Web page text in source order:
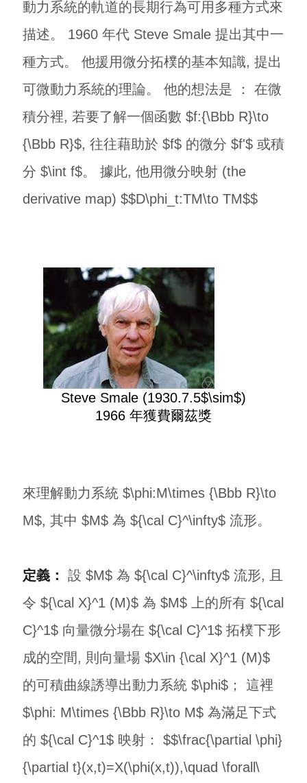
動力系統的軌道的長期行為可用多種方式來
描述。 1960 年代 Steve Smale 提出其中一
種方式。 他援用微分拓樸的基本知識, 提出
可微動力系統的理論。 他的想法是 ： 在微
積分裡, 若要了解一個函數 $f:{\Bbb R}\to
{\Bbb R}$, 往往藉助於 $f$ 的微分 $f'$ 或積
分 $\int f$。 據此, 他用微分映射 (the
derivative map) $$D\phi_t:TM\to TM$$
Steve Smale (1930.7.5$\sim$)
1966 年獲費爾茲獎
來理解動力系統 $\phi:M\times {\Bbb R}\to
M$, 其中 $M$ 為 ${\cal C}^\infty$ 流形。
定義： 設 $M$ 為 ${\cal C}^\infty$ 流形, 且
令 ${\cal X}^1 (M)$ 為 $M$ 上的所有 ${\cal
C}^1$ 向量微分場在 ${\cal C}^1$ 拓樸下形
成的空間, 則向量場 $X\in {\cal X}^1 (M)$
的可積曲線誘導出動力系統 $\phi$； 這裡
$\phi: M\times {\Bbb R}\to M$ 為滿足下式
的 ${\cal C}^1$ 映射： $$\frac{\partial \phi}
{\partial t}(x,t)=X(\phi(x,t)),\quad \forall\